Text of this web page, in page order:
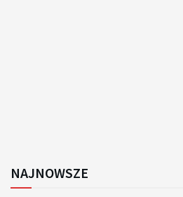
NAJNOWSZE